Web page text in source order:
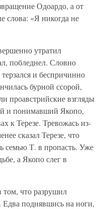
Одоардо, а от
слова: «Я никогда не
утратил
побледнел. Словно
и беспричинно
бурной ссорой,
проавстрийские взгляды
и понимавший Якопо,
к Терезе. Тревожась из-
сказал Терезе, что
семью Т. в пропасть. Уже
а Якопо слег в
что разрушил
Едва поднявшись на ноги,